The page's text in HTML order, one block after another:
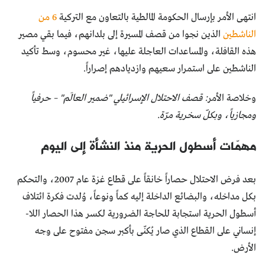
انتهى الأمر بإرسال الحكومة المالطية بالتعاون مع التركية
6 من
الناشطين الذين نجوا من قصف المسيرة إلى بلدانهم، فيما بقي مصير
هذه القافلة، والمساعدات العاجلة عليها، غير محسوم، وسط تأكيد
الناشطين على استمرار سعيهم وازديادهم إصراراً.
وخلاصة الأمر: قصف الاحتلال الإسرائيلي "ضمير العالَم" – حرفياً
ومجازياً، وبكلّ سخرية مرّة.
مهمّات أسطول الحرية منذ النشأة إلى اليوم
بعد فرض الاحتلال حصاراً خانقاً على قطاع غزة عام 2007، والتحكم
بكل مداخله، والبضائع الداخلة إليه كماً ونوعاً، وُلدت فكرة ائتلاف
أسطول الحرية استجابة للحاجة الضرورية لكسر هذا الحصار اللا-
إنساني على القطاع الذي صار يُكنّى بأكبر سجن مفتوح على وجه
الأرض.